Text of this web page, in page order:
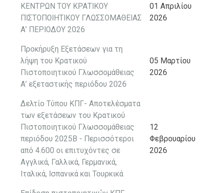
ΚΕΝΤΡΩΝ ΤΟΥ ΚΡΑΤΙΚΟΥ
ΠΙΣΤΟΠΟΙΗΤΙΚΟΥ ΓΛΩΣΣΟΜΑΘΕΙΑΣ
Α’ ΠΕΡΙΟΔΟΥ 2026
01 Απριλίου
2026
Προκήρυξη Εξετάσεων για τη
λήψη του Κρατικού
Πιστοποιητικού Γλωσσομάθειας
Α’ εξεταστικής περιόδου 2026
05 Μαρτίου
2026
Δελτίο Τύπου ΚΠΓ- Αποτελέσματα
των εξετάσεων του Κρατικού
Πιστοποιητικού Γλωσσομάθειας
περιόδου 2025Β - Περισσότεροι
από 4.600 οι επιτυχόντες σε
Αγγλικά, Γαλλικά, Γερμανικά,
Ιταλικά, Ισπανικά και Τουρκικά
12
Φεβρουαρίου
2026